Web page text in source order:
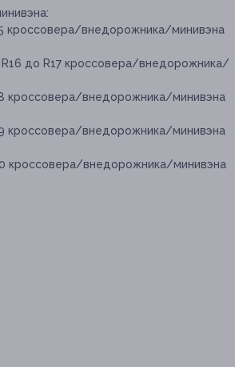
кроссовера/внедорожника/минивэна
до R17 кроссовера/внедорожника/
кроссовера/внедорожника/минивэна
кроссовера/внедорожника/минивэна
кроссовера/внедорожника/минивэна